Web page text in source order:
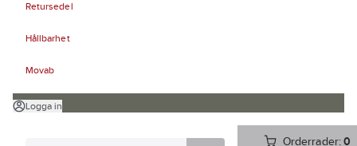
Retursedel
Hållbarhet
Movab
Logga in
Orderrader:0